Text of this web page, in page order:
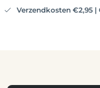
Verzendkosten €2,95 |